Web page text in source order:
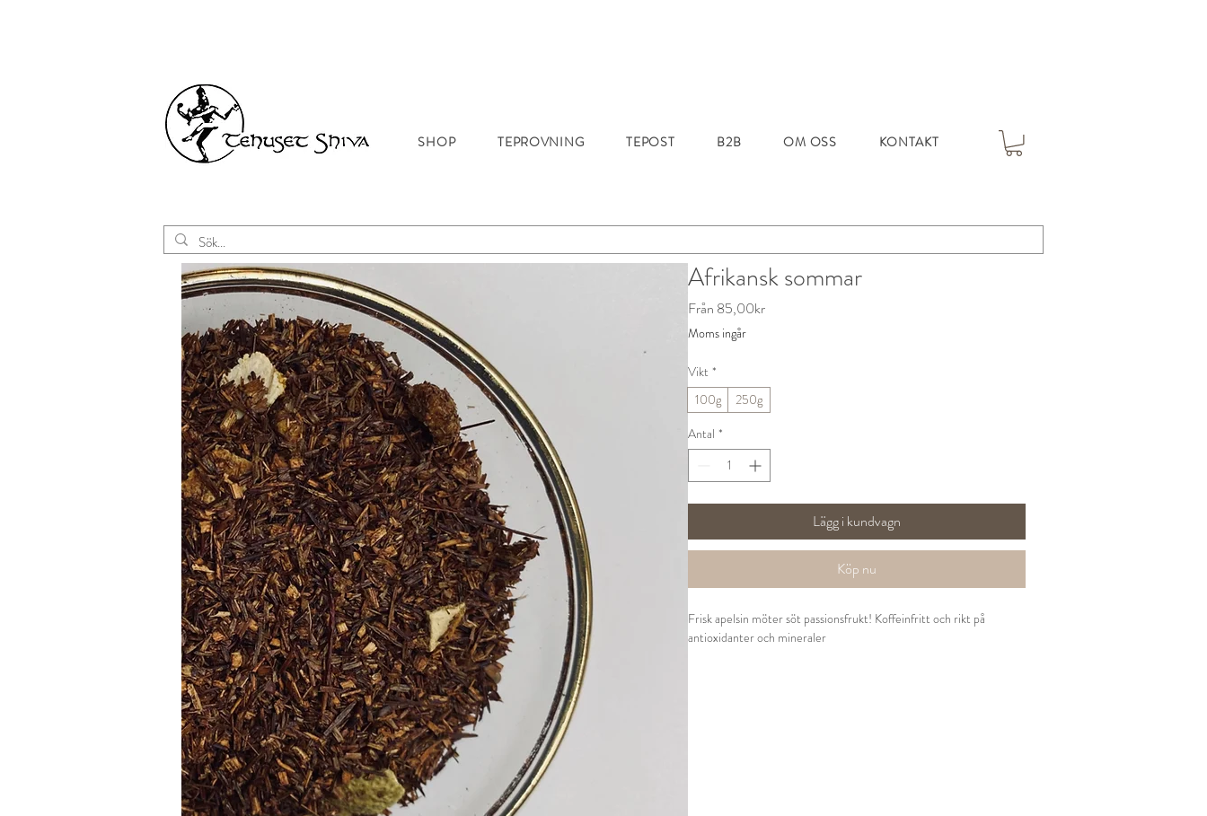
SHOP TEPROVNING TEPOST B2B OM OSS KONTAKT
Afrikansk sommar
Från 85,00krReapris
Moms ingår
Vikt *
100g
250g
Antal *
Lägg i kundvagn
Köp nu
Frisk apelsin möter söt passionsfrukt! Koffeinfritt och rikt på
antioxidanter och mineraler